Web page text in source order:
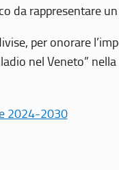
da rappresentare
per onorare
nel Veneto”
2024-2030